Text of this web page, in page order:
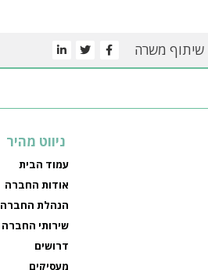
שיתוף משרה
ניווט מהיר
עמוד הבית
אודות החברה
הנהלת החברה
שירותי החברה
דרושים
מעסיקים